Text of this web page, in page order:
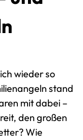
wieder so
stand
mit dabei –
den großen
Wie